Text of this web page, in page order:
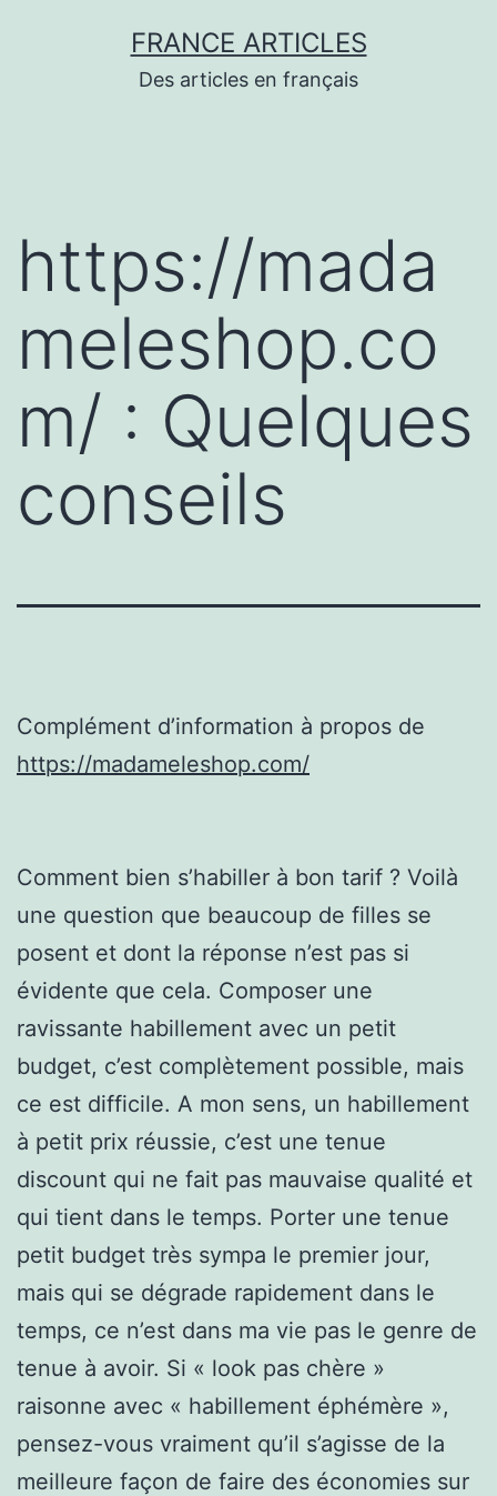
FRANCE ARTICLES
Des articles en français
https://mada
meleshop.co
m/ : Quelques
conseils
Complément d’information à propos de
https://madameleshop.com/
Comment bien s’habiller à bon tarif ? Voilà
une question que beaucoup de filles se
posent et dont la réponse n’est pas si
évidente que cela. Composer une
ravissante habillement avec un petit
budget, c’est complètement possible, mais
ce est difficile. A mon sens, un habillement
à petit prix réussie, c’est une tenue
discount qui ne fait pas mauvaise qualité et
qui tient dans le temps. Porter une tenue
petit budget très sympa le premier jour,
mais qui se dégrade rapidement dans le
temps, ce n’est dans ma vie pas le genre de
tenue à avoir. Si « look pas chère »
raisonne avec « habillement éphémère »,
pensez-vous vraiment qu’il s’agisse de la
meilleure façon de faire des économies sur